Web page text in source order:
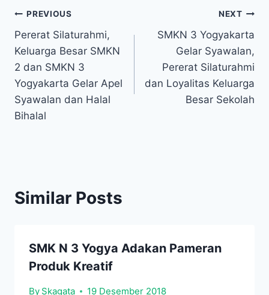
Navigasi
pos
PREVIOUS
Pererat Silaturahmi,
Keluarga Besar SMKN
2 dan SMKN 3
Yogyakarta Gelar Apel
Syawalan dan Halal
Bihalal
NEXT
SMKN 3 Yogyakarta
Gelar Syawalan,
Pererat Silaturahmi
dan Loyalitas Keluarga
Besar Sekolah
Similar Posts
SMK N 3 Yogya Adakan Pameran
Produk Kreatif
By Skagata 19 Desember 2018